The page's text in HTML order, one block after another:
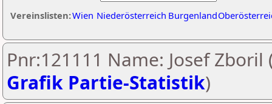
Vereinslisten:Wien Niederösterreich Burgenland
Pnr:121111 Name: Josef Zboril
Grafik Partie-Statistik)